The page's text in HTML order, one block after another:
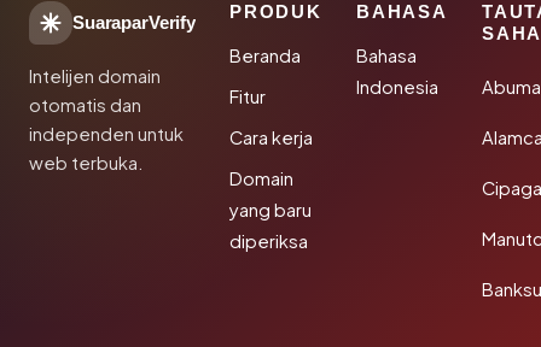
SuaraparVerify
Intelijen domain
otomatis dan
independen untuk
web terbuka.
PRODUK
Beranda
Fitur
Cara kerja
Domain
yang baru
diperiksa
BAHASA
Bahasa
Indonesia